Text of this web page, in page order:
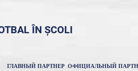
ÎN ȘCOLI
ГЛАВНЫЙ ПАРТНЕР ОФИЦИАЛЬНЫЙ